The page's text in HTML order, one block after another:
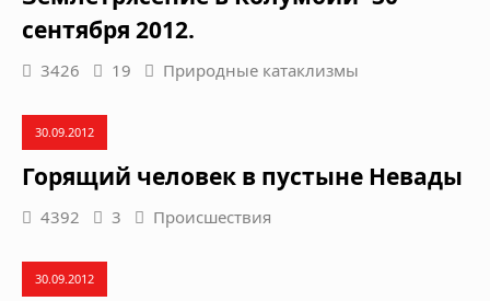
сентября 2012.
3426 19 Природные катаклизмы
30.09.2012
Горящий человек в пустыне Невады
4392 3 Происшествия
30.09.2012